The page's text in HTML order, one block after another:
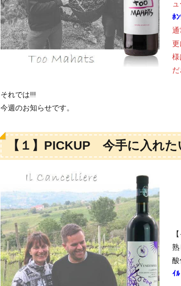
ﾎ
様
だ
それでは!!!
今週のお知らせです。
【１】PICKUP 今手に入れた
酸
ｲ